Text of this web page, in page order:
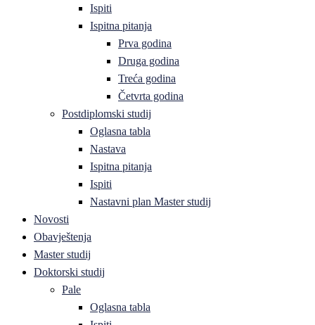
Ispiti
Ispitna pitanja
Prva godina
Druga godina
Treća godina
Četvrta godina
Postdiplomski studij
Oglasna tabla
Nastava
Ispitna pitanja
Ispiti
Nastavni plan Master studij
Novosti
Obavještenja
Master studij
Doktorski studij
Pale
Oglasna tabla